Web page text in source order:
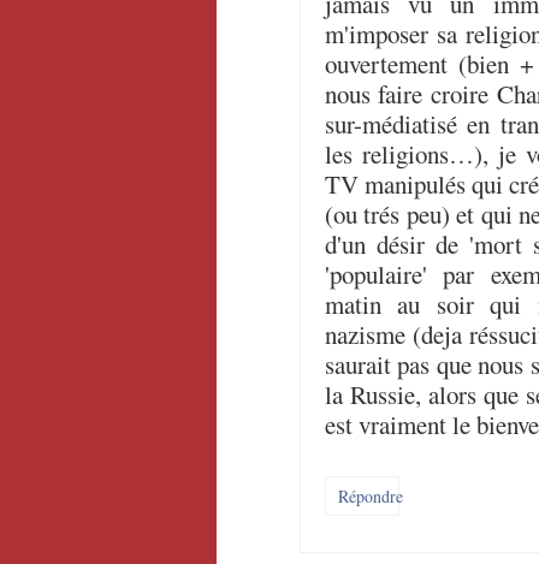
m'imposer sa
ouvertement (bien
nous faire croire
sur-médiatisé en
les religions…), je
TV manipulés qui
(ou trés peu) et qui
d'un désir de 'mort
'populaire' par
matin au soir qui
nazisme (deja
saurait pas que
la Russie, alors
est vraiment le
Répondre